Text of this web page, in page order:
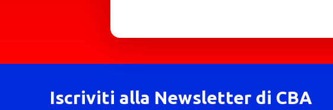
Iscriviti alla Newsletter di CBA